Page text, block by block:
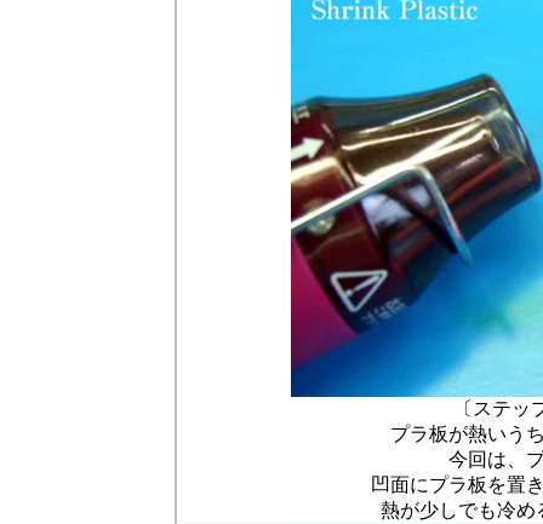
〔ステッ
プラ板が熱いう
今回は、
凹面にプラ板を置
熱が少しでも冷め